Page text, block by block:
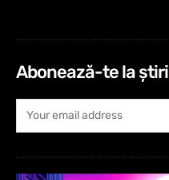
Abonează-te la știri